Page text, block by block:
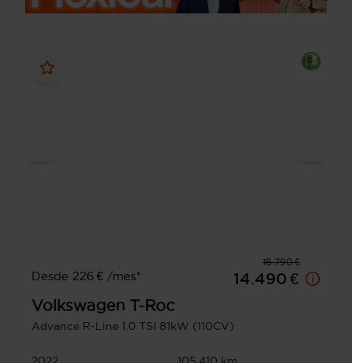
16.790 €
Desde 226 € /mes*
14.490 €
Volkswagen T-Roc
Advance R-Line 1.0 TSI 81kW (110CV)